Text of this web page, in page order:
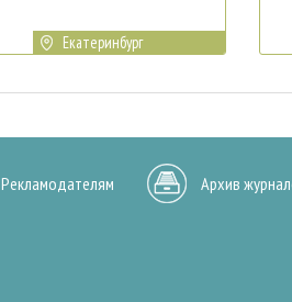
Екатеринбург
Рекламодателям Архив